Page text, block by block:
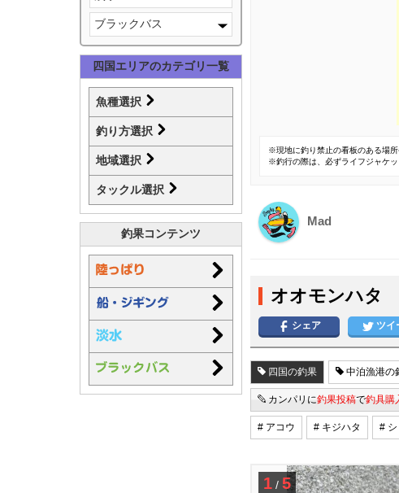
ブラックバス
四国エリアのカテゴリ一覧
魚種選択
釣り方選択
地域選択
タックル選択
釣果コンテンツ
※現地に釣り禁止の看板のある場
※釣行の際は、必ずライフジャケッ
Mad
オオモンハタ
シェア ツイ
四国の釣果 中泊漁港の
カンパリに釣果投稿で釣具購
# アコウ # キジハタ #
1 / 5